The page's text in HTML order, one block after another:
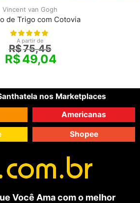
Vincent van Gogh
de Trigo com Cotovia
A partir de
R$75,45
R$49,04
nos Marketplaces
Americanas
Shopee
Você Ama com o melhor